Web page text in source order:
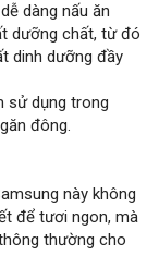
dàng nấu ăn
dưỡng chất, từ đó
dinh dưỡng đầy
sử dụng trong
đông.
này không
để tươi ngon, mà
thường cho